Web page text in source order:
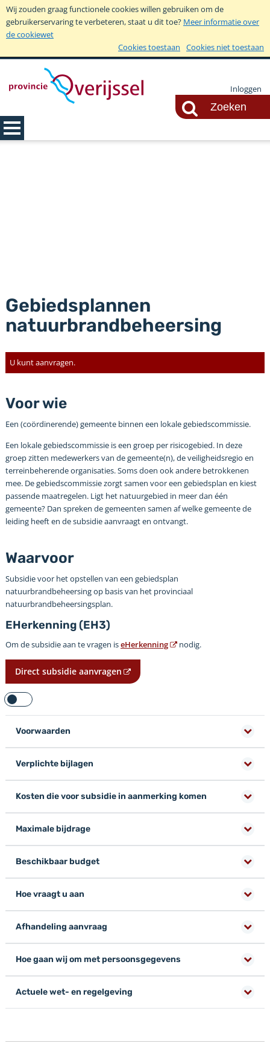
Wij zouden graag functionele cookies willen gebruiken om de
gebruikerservaring te verbeteren, staat u dit toe? Meer informatie over
de cookiewet
Cookies toestaan
Cookies niet toestaan
Inloggen
Gebiedsplannen
natuurbrandbeheersing
U kunt aanvragen.
Voor wie
Een (coördinerende) gemeente binnen een lokale gebiedscommissie.
Een lokale gebiedscommissie is een groep per risicogebied. In deze
groep zitten medewerkers van de gemeente(n), de veiligheidsregio en
terreinbeherende organisaties. Soms doen ook andere betrokkenen
mee. De gebiedscommissie zorgt samen voor een gebiedsplan en kiest
passende maatregelen. Ligt het natuurgebied in meer dan één
gemeente? Dan spreken de gemeenten samen af welke gemeente de
leiding heeft en de subsidie aanvraagt en ontvangt.
Waarvoor
Subsidie voor het opstellen van een gebiedsplan
natuurbrandbeheersing op basis van het provinciaal
natuurbrandbeheersingsplan.
EHerkenning (EH3)
Om de subsidie aan te vragen iseHerkenning nodig.
Direct subsidie aanvragen
Voorwaarden
Verplichte bijlagen
Kosten die voor subsidie in aanmerking komen
Maximale bijdrage
Beschikbaar budget
Hoe vraagt u aan
Afhandeling aanvraag
Hoe gaan wij om met persoonsgegevens
Actuele wet- en regelgeving